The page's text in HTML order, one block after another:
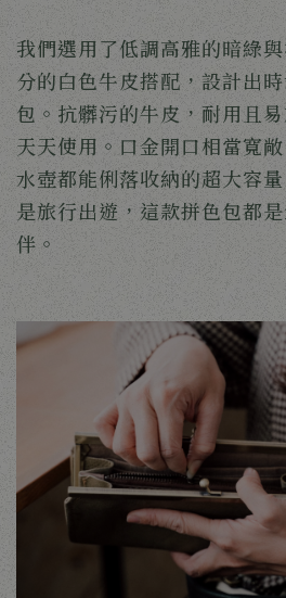
我們選用了低調高雅的暗綠
分的白色牛皮搭配，設計出
包。抗髒污的牛皮，耐用且
天天使用。口金開口相當寬
水壺都能俐落收納的超大容
是旅行出遊，這款拼色包都
伴。